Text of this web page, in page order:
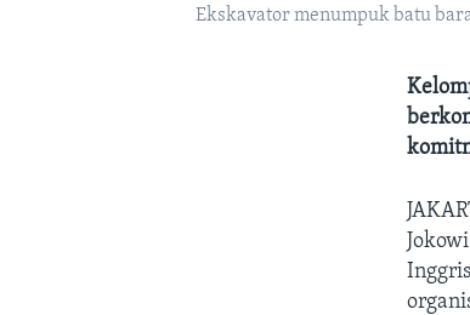
Ekskavator menumpuk batu